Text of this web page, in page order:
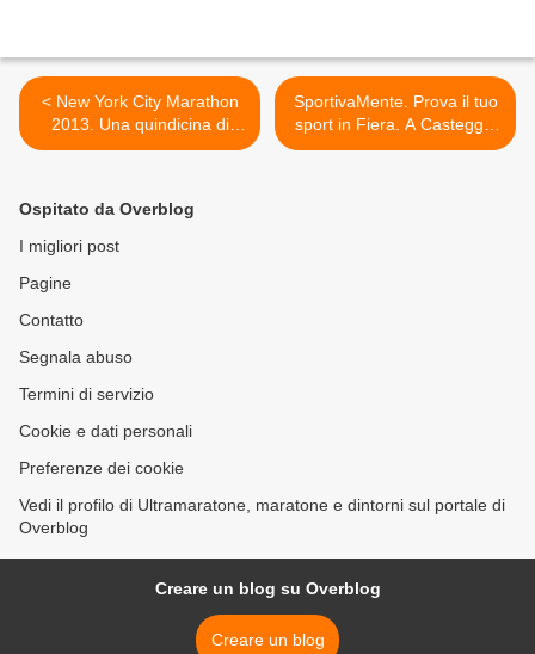
< New York City Marathon
2013. Una quindicina di
runner con i colori di
Grande Mela, il prossimo 3
novembre
SportivaMente. Prova il tuo
sport in Fiera. A Casteggio
(PV), una fiera dello sport
Ospitato da Overblog
I migliori post
Pagine
Contatto
Segnala abuso
Termini di servizio
Cookie e dati personali
Preferenze dei cookie
Vedi il profilo di Ultramaratone, maratone e dintorni sul portale di
Overblog
Creare un blog su Overblog
Creare un blog